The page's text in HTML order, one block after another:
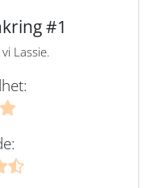
#1
Lassie.